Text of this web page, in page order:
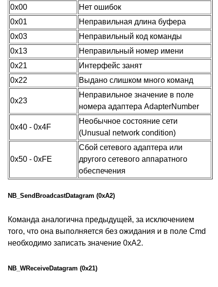
0x00
Нет ошибок
0x01
Неправильная длина буфера
0x03
Неправильный код команды
0x13
Неправильный номер имени
0x21
Интерфейс занят
0x22
Выдано слишком много команд
0x23
Неправильное значение в поле
номера адаптера AdapterNumber
0x40 - 0x4F
Необычное состояние сети
(Unusual network condition)
0x50 - 0xFE
Сбой сетевого адаптера или
другого сетевого аппаратного
обеспечения
NB_SendBroadcastDatagram (0xA2)
Команда аналогична предыдущей, за исключением
того, что она выполняется без ожидания и в поле Cmd
необходимо записать значение 0xA2.
NB_WReceiveDatagram (0x21)